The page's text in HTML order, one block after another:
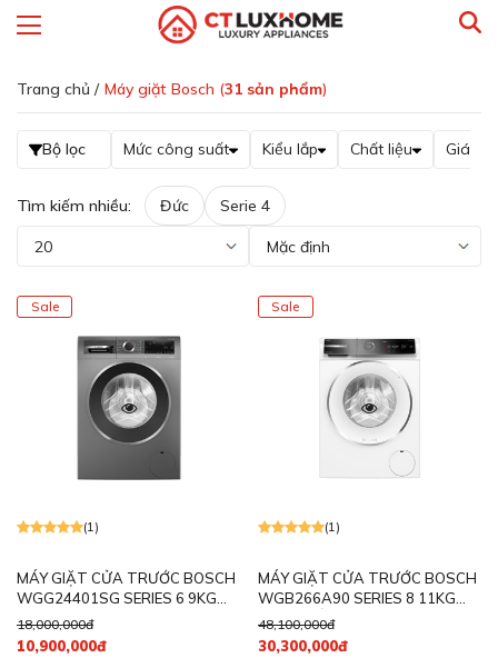
Trang chủ / Máy giặt Bosch (31 sản phẩm)
Bộ lọc Mức công suất Kiểu lắp Chất liệu Giá
Tìm kiếm nhiều: Đức Serie 4
Sale
(1)
MÁY GIẶT CỬA TRƯỚC BOSCH
WGG24401SG SERIES 6 9KG
MÀU XÁM
18,000,000đ
10,900,000đ
Sale
(1)
MÁY GIẶT CỬA TRƯỚC BOSCH
WGB266A90 SERIES 8 11KG
MÀU TRẮNG I-DOS
48,100,000đ
30,300,000đ